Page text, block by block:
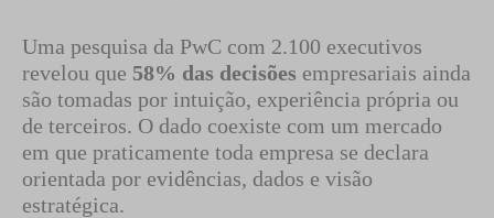
Uma pesquisa da PwC com 2.100 executivos
revelou que 58% das decisões empresariais ainda
são tomadas por intuição, experiência própria ou
de terceiros. O dado coexiste com um mercado
em que praticamente toda empresa se declara
orientada por evidências, dados e visão
estratégica.